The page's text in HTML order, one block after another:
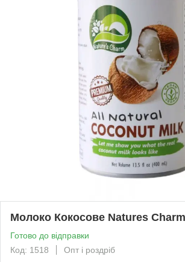
Молоко Кокосове Natures
Готово до відправки
Код: 1518
Опт і роздріб